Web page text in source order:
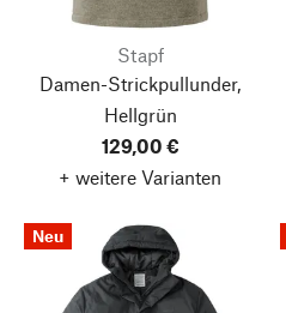
Stapf
Damen-Strickpullunder,
Hellgrün
129,00 €
+ weitere Varianten
Neu